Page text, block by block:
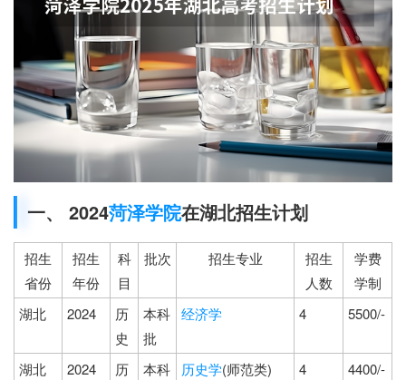
一、 2024菏泽学院在湖北招生计划
招生
省份
招生
年份
科
目
批次 招生专业
招生
人数
学费
学制
湖北
2024
历
史
本科
批
经济学 4 5500/-
湖北 2024
历
本科
历史学(师范类) 4 4400/-